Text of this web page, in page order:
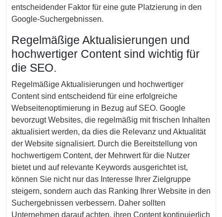
entscheidender Faktor für eine gute Platzierung in den
Google-Suchergebnissen.
Regelmäßige Aktualisierungen und
hochwertiger Content sind wichtig für
die SEO.
Regelmäßige Aktualisierungen und hochwertiger
Content sind entscheidend für eine erfolgreiche
Webseitenoptimierung in Bezug auf SEO. Google
bevorzugt Websites, die regelmäßig mit frischen Inhalten
aktualisiert werden, da dies die Relevanz und Aktualität
der Website signalisiert. Durch die Bereitstellung von
hochwertigem Content, der Mehrwert für die Nutzer
bietet und auf relevante Keywords ausgerichtet ist,
können Sie nicht nur das Interesse Ihrer Zielgruppe
steigern, sondern auch das Ranking Ihrer Website in den
Suchergebnissen verbessern. Daher sollten
Unternehmen darauf achten, ihren Content kontinuierlich